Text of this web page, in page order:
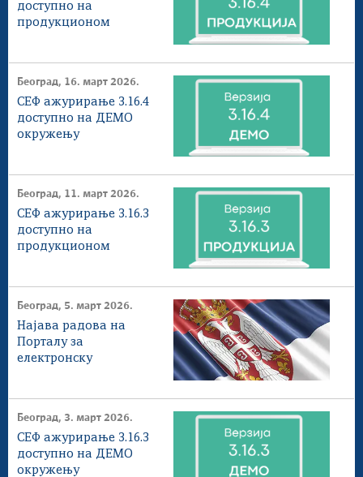
доступнo на
продукционом
Београд, 16. март 2026.
СЕФ ажурирање 3.16.4
доступнo на ДЕМО
окружењу
Београд, 11. март 2026.
СЕФ ажурирање 3.16.3
доступнo на
продукционом
Београд, 5. март 2026.
Најава радова на
Порталу за
електронску
Београд, 3. март 2026.
СЕФ ажурирање 3.16.3
доступнo на ДЕМО
окружењу